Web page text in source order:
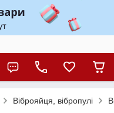
Віброяйця, вібропулі